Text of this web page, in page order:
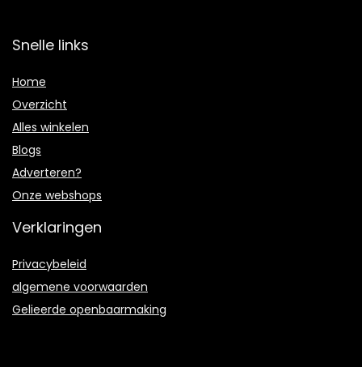
Snelle links
Home
Overzicht
Alles winkelen
Blogs
Adverteren?
Onze webshops
Verklaringen
Privacybeleid
algemene voorwaarden
Gelieerde openbaarmaking